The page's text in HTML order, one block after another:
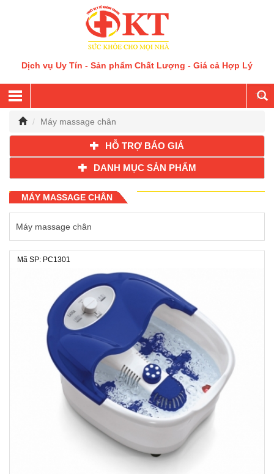
Dịch vụ Uy Tín - Sản phẩm Chất Lượng - Giá cả Hợp Lý
Máy massage chân
HỖ TRỢ BÁO GIÁ
DANH MỤC SẢN PHẨM
MÁY MASSAGE CHÂN
Máy massage chân
Mã SP: PC1301